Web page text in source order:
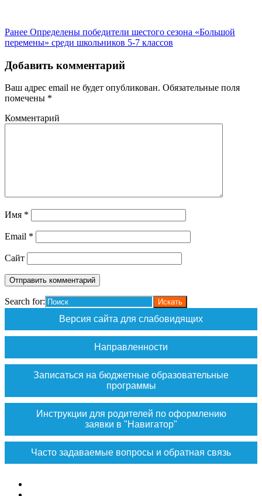
Навигация
по
записям
Ранее Предыдущая
запись:
Определены победители шестого сезона «Большой
перемены» среди школьников 5-7 классов
Добавить комментарий
Ваш адрес email не будет опубликован. Обязательные поля
помечены *
Комментарий
Имя *
Email *
Сайт
Search for:
Версия сайта для слабовидящих
Направленности
Записаться на бюджетные образовательные
программы
Инструкции для родителей по оформлению
заявки в "Навигатор"
Часто задаваемые вопросы и обратная связь